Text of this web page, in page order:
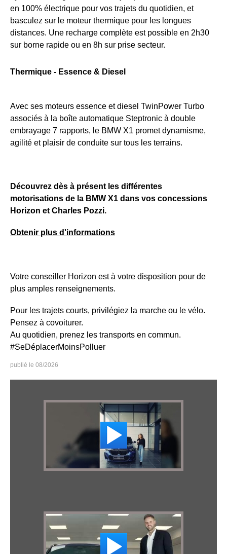
en 100% électrique pour vos trajets du quotidien, et
basculez sur le moteur thermique pour les longues
distances. Une recharge complète est possible en 2h30
sur borne rapide ou en 8h sur prise secteur.
Thermique - Essence & Diesel
Avec ses moteurs essence et diesel TwinPower Turbo
associés à la boîte automatique Steptronic à double
embrayage 7 rapports, le BMW X1 promet dynamisme,
agilité et plaisir de conduite sur tous les terrains.
Découvrez dès à présent les différentes
motorisations de la BMW X1 dans vos concessions
Horizon et Charles Pozzi.
Obtenir plus d'informations
Votre conseiller Horizon est à votre disposition pour de
plus amples renseignements.
Pour les trajets courts, privilégiez la marche ou le vélo.
Pensez à covoiturer.
Au quotidien, prenez les transports en commun.
#SeDéplacerMoinsPolluer
08/2026